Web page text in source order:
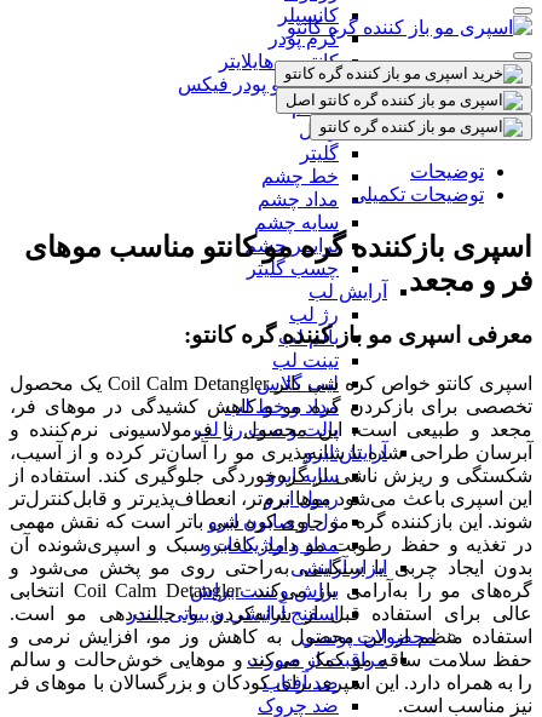
کانسیلر
کرم پودر
کانتور و هایلایتر
اسپری و پودر فیکس
آرایش چشم
ریمل
گلیتر
خط چشم
مداد چشم
سایه چشم
پرایمر چشم
چسب گلیتر
آرایش لب
رژ لب
بالم لب
تینت لب
لیپ گلاس
مداد و خط لب
پالت و ست رژ لب
آرایش ابرو
سایه ابرو
ریمل ابرو
ژل و صابون ابرو
مداد و ماژیک ابرو
ابزار آرایشی
براش و ست براش
اسفنج آرایشی و بیوتی بلندر
محصولات پوستی
مراقبت از صورت
ضد آفتاب
ضد چروک
توضیحات
توضیحات تکمیلی
اسپری بازکننده گره مو کانتو مناسب موهای
فر و مجعد
معرفی اسپری مو باز کننده گره کانتو:
اسپری کانتو خواص کره شی باتر Coil Calm Detangler یک محصول
تخصصی برای بازکردن گره مو و کاهش کشیدگی در موهای فر،
مجعد و طبیعی است. این محصول با فرمولاسیونی نرم‌کننده و
آبرسان طراحی شده تا شانه‌پذیری مو را آسان‌تر کرده و از آسیب،
شکستگی و ریزش ناشی از گره‌خوردگی جلوگیری کند. استفاده از
این اسپری باعث می‌شود موها نرم‌تر، انعطاف‌پذیرتر و قابل‌کنترل‌تر
شوند. این بازکننده گره مو حاوی کره شی باتر است که نقش مهمی
در تغذیه و حفظ رطوبت مو دارد. بافت سبک و اسپری‌شونده آن
بدون ایجاد چربی یا سنگینی، به‌راحتی روی مو پخش می‌شود و
گره‌های مو را به‌آرامی باز می‌کند. Coil Calm Detangler انتخابی
عالی برای استفاده قبل از شانه‌کردن یا حالت‌دهی مو است.
استفاده منظم از این محصول به کاهش وز مو، افزایش نرمی و
حفظ سلامت ساقه مو کمک می‌کند و موهایی خوش‌حالت و سالم
را به همراه دارد. این اسپری برای کودکان و بزرگسالان با موهای فر
نیز مناسب است.